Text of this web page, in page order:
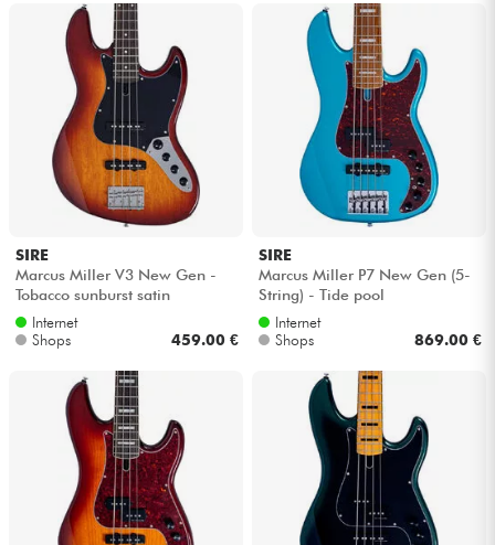
SIRE
Marcus Miller V3 New Gen -
Tobacco sunburst satin
Internet
Shops
459.00 €
SIRE
Marcus Miller P7 New Gen (5-
String) - Tide pool
Internet
Shops
869.00 €